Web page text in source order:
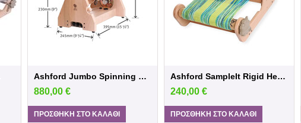
Ashford Jumbo Spinning Wheel Electric Sp...
880,00 €
ΠΡΟΣΘΉΚΗ ΣΤΟ ΚΑΛΆΘΙ
Ashford SampleIt Rigid Heddle Loom – 40 cm
240,00 €
ΠΡΟΣΘΉΚΗ ΣΤΟ ΚΑΛΆΘΙ